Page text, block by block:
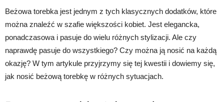
Beżowa torebka jest jednym z tych klasycznych dodatków, które
można znaleźć w szafie większości kobiet. Jest elegancka,
ponadczasowa i pasuje do wielu różnych stylizacji. Ale czy
naprawdę pasuje do wszystkiego? Czy można ją nosić na każdą
okazję? W tym artykule przyjrzymy się tej kwestii i dowiemy się,
jak nosić beżową torebkę w różnych sytuacjach.